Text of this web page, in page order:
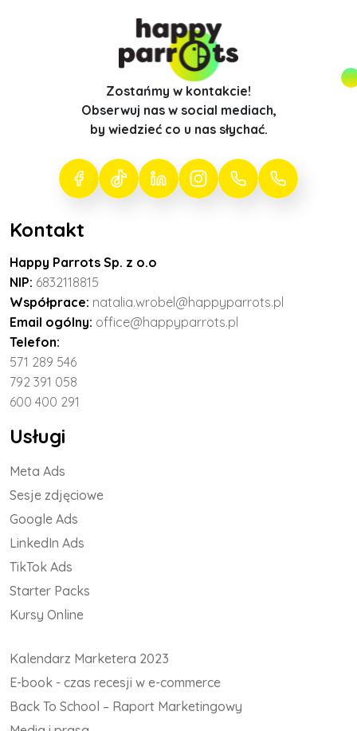
Zostańmy w kontakcie!
Obserwuj nas w social mediach,
by wiedzieć co u nas słychać.
Kontakt
Happy Parrots Sp. z o.o
NIP: 6832118815
Współprace: natalia.wrobel@happyparrots.pl
Email ogólny: office@happyparrots.pl
Telefon:
571 289 546
792 391 058
600 400 291
Usługi
Meta Ads
Sesje zdjęciowe
Google Ads
LinkedIn Ads
TikTok Ads
Starter Packs
Kursy Online
Kalendarz Marketera 2023
E-book - czas recesji w e-commerce
Back To School – Raport Marketingowy